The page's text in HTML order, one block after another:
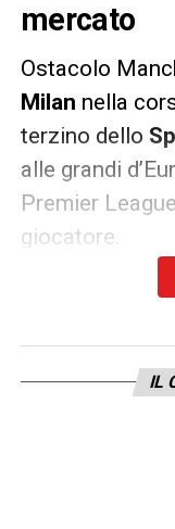
mercato
Ostacolo
Milan nella
terzino dello
alle grandi
Premier
giocatore.
Come riporta
piatto una
IL